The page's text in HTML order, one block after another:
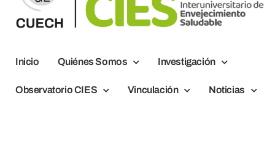
Inicio Quiénes Somos Investigación
Observatorio CIES Vinculación Noticias